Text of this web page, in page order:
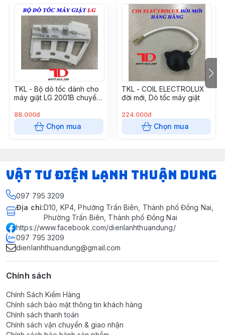
TKL - Bộ dò tốc dành cho
máy giặt LG 2001B chuyển
88.000đ
Chọn mua
TKL - COIL ELECTROLUX
đời mới, Dò tốc máy giặt
224.000đ
Chọn mua
VẬT TƯ ĐIỆN LẠNH THUẬN DUNG
097 795 3209
Địa chỉ:D10, KP4, Phường Trấn Biên, Thành phố Đồng Nai,
Phường Trấn Biên, Thành phố Đồng Nai
https://www.facebook.com/dienlanhthuandung/
097 795 3209
dienlanhthuandung@gmail.com
Chính sách
Chính Sách Kiểm Hàng
Chính sách bảo mật thông tin khách hàng
Chính sách thanh toán
Chính sách vận chuyển & giao nhận